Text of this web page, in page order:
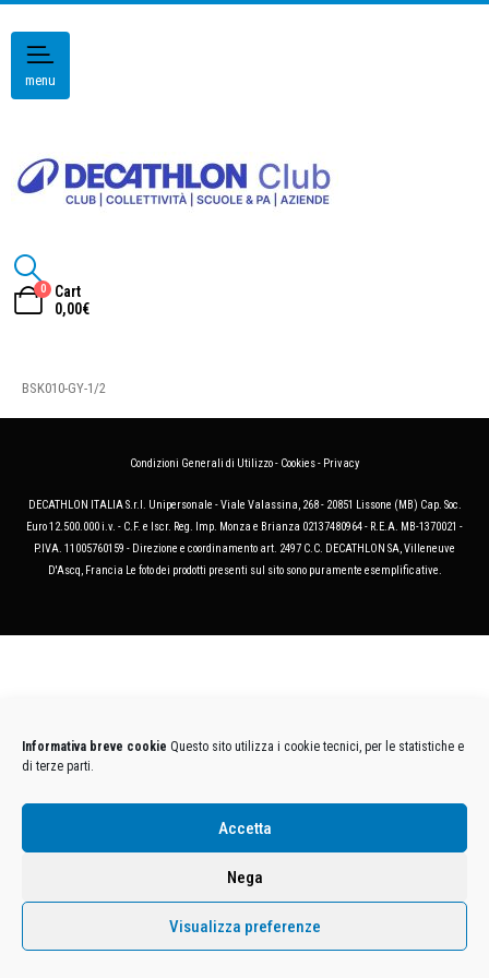
Informativa breve cookie Questo sito utilizza i cookie tecnici, per le statistiche e
di terze parti.
Accetta
Nega
Visualizza preferenze
menu
0
Cart
0,00€
BSK010-GY-1/2
Condizioni Generali di Utilizzo- Cookies- Privacy
DECATHLON ITALIA S.r.l. Unipersonale - Viale Valassina, 268 - 20851 Lissone (MB) Cap. Soc.
Euro 12.500.000 i.v. - C.F. e Iscr. Reg. Imp. Monza e Brianza 02137480964 - R.E.A. MB-1370021 -
P.IVA. 11005760159 - Direzione e coordinamento art. 2497 C.C. DECATHLON SA, Villeneuve
D'Ascq, Francia Le foto dei prodotti presenti sul sito sono puramente esemplificative.